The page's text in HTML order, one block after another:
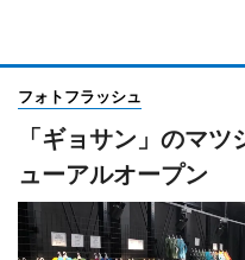
フォトフラッシュ
「ギョサン」のマ
ューアルオープン